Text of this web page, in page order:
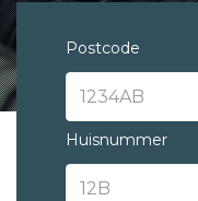
Postcode
Huisnummer